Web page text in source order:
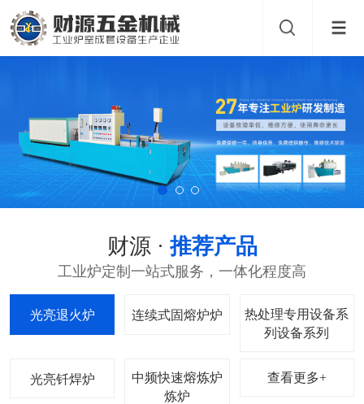
财源 ·推荐产品
工业炉定制一站式服务，一体化程度高
光亮退火炉 连续式固熔炉
热处理专用设备系
列
光亮钎焊炉 中频快速熔炼炉 查看更多+